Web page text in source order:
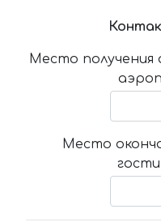
Место получения
Место